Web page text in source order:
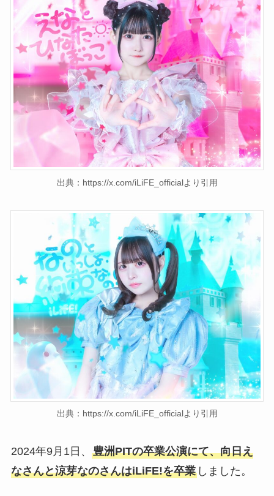
出典：https://x.com/iLiFE_officialより引用
出典：https://x.com/iLiFE_officialより引用
2024年9月1日、 豊洲PITの卒業公演にて、向日え
なさんと涼芽なのさんはiLiFE!を卒業しました。